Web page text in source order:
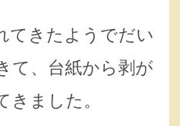
てきたようでだい
て、台紙から剥が
きました。